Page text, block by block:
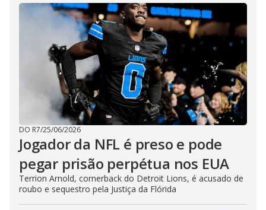
DO R7/25/06/2026
Jogador da NFL é preso e pode
pegar prisão perpétua nos EUA
Terrion Arnold, cornerback do Detroit Lions, é acusado de
roubo e sequestro pela Justiça da Flórida